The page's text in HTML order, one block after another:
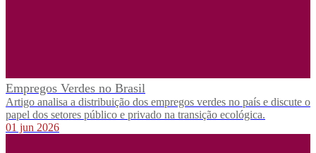
Empregos Verdes no Brasil
Artigo analisa a distribuição dos empregos verdes no país e discute o
papel dos setores público e privado na transição ecológica.
01 jun 2026